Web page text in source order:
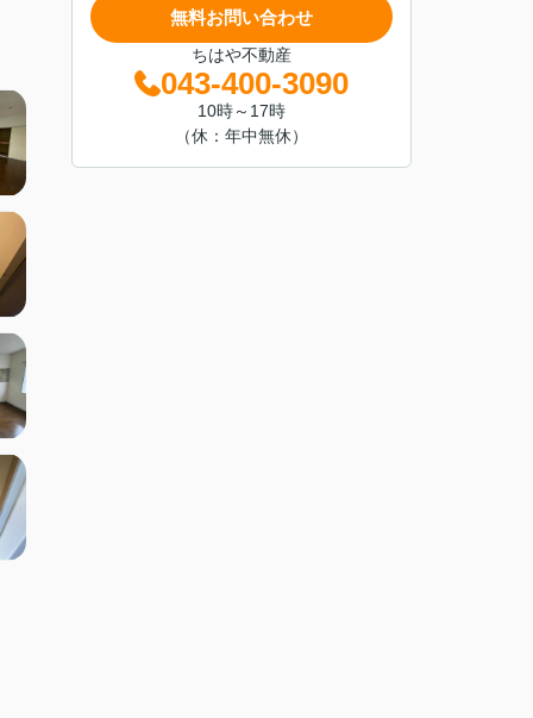
無料お問い合わせ
ちはや不動産
043-400-3090
10時～17時
（休：年中無休）